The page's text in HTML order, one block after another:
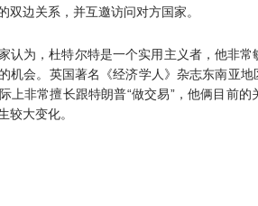
双边关系，并互邀访问对方国家。
认为，杜特尔特是一个实用主义者，他非
机会。英国著名《经济学人》杂志东南亚
上非常擅长跟特朗普“做交易”，他俩目前
较大变化。